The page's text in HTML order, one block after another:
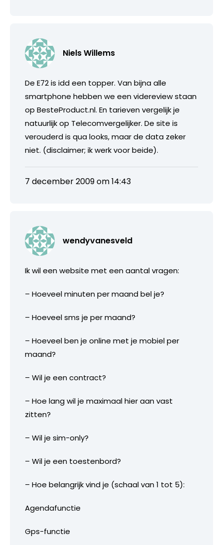
Niels Willems
De E72 is idd een topper. Van bijna alle
smartphone hebben we een videreview staan
op BesteProduct.nl. En tarieven vergelijk je
natuurlijk op Telecomvergelijker. De site is
verouderd is qua looks, maar de data zeker
niet. (disclaimer; ik werk voor beide).
7 december 2009 om 14:43
wendyvanesveld
Ik wil een website met een aantal vragen:
– Hoeveel minuten per maand bel je?
– Hoeveel sms je per maand?
– Hoeveel ben je online met je mobiel per
maand?
– Wil je een contract?
– Hoe lang wil je maximaal hier aan vast
zitten?
– Wil je sim-only?
– Wil je een toestenbord?
– Hoe belangrijk vind je (schaal van 1 tot 5):
Agendafunctie
Gps-functie